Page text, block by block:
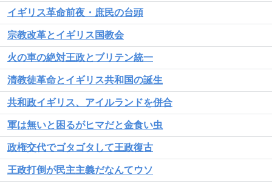
イギリス革命前夜・庶民の台頭
宗教改革とイギリス国教会
火の車の絶対王政とブリテン統一
清教徒革命とイギリス共和国の誕生
共和政イギリス、アイルランドを併合
軍は無いと困るがヒマだと金食い虫
政権交代でゴタゴタして王政復古
王政打倒が民主主義だなんてウソ